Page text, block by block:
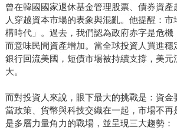
曾在韓國國家退休基金管理股票、債券資產
人穿越資本市場的表象與混亂。他提醒：
構時代」。過去，我們認為政府赤字是危機
而意味民間資產增加。當全球投資人買進穩
銀行回流美國，短債市場被持續支撐，美元
大。
而對投資人來說，眼下最大的挑戰是：資金
當政策、貨幣與科技交織在一起，市場不再
是多層力量角力的戰場，並呈現三大趨勢：